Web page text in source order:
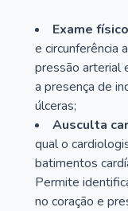
Exame
e circunferência
pressão arterial
a presença de
úlceras;
Ausculta
qual o
batimentos
Permite
no coração e